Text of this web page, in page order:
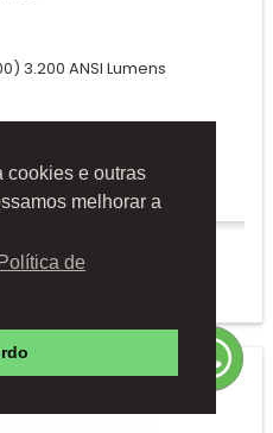
cookies e outras
melhorar a
de
3.200 ANSI Lumens